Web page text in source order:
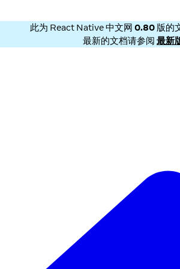
此为 React Native 中文网 0.80版的
最新的文档请参阅 最新